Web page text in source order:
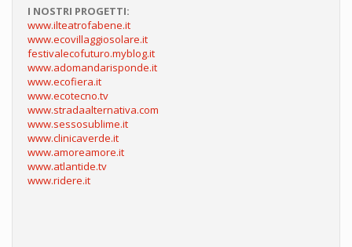
I NOSTRI PROGETTI:
www.ilteatrofabene.it
www.ecovillaggiosolare.it
festivalecofuturo.myblog.it
www.adomandarisponde.it
www.ecofiera.it
www.ecotecno.tv
www.stradaalternativa.com
www.sessosublime.it
www.clinicaverde.it
www.amoreamore.it
www.atlantide.tv
www.ridere.it